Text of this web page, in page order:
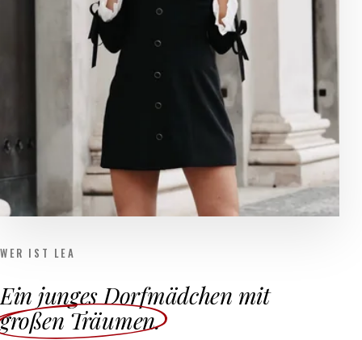
WER IST LEA
Ein junges Dorfmädchen mit
großen Träumen.